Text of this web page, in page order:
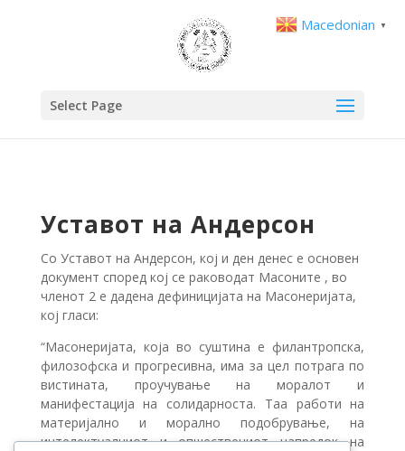
Select Page
Уставот на Андерсон
Со Уставот на Андерсон, кој и ден денес е основен
документ според кој се раководат Масоните , во
членот 2 е дадена дефиницијата на Масонеријата,
кој гласи:
“Масонеријата, која во суштина е филантропска,
филозофска и прогресивна, има за цел потрага по
вистината, проучување на моралот и
манифестација на солидарноста. Таа работи на
материјално и морално подобрување, на
интелектуалниот и опшествениот напредок на
Macedonian ▼